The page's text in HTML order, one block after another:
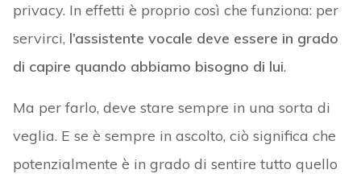
privacy. In effetti è proprio così che funziona: per
servirci, l’assistente vocale deve essere in grado
di capire quando abbiamo bisogno di lui.
Ma per farlo, deve stare sempre in una sorta di
veglia. E se è sempre in ascolto, ciò significa che
potenzialmente è in grado di sentire tutto quello